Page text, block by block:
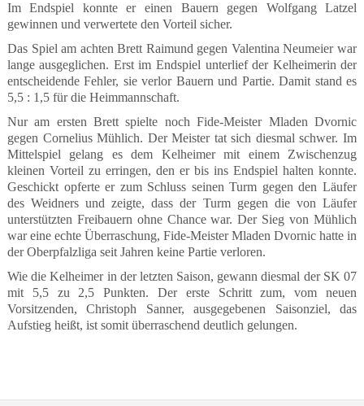
Im Endspiel konnte er einen Bauern gegen Wolfgang Latzel
gewinnen und verwertete den Vorteil sicher.
Das Spiel am achten Brett Raimund gegen Valentina Neumeier war
lange ausgeglichen. Erst im Endspiel unterlief der Kelheimerin der
entscheidende Fehler, sie verlor Bauern und Partie. Damit stand es
5,5 : 1,5 für die Heimmannschaft.
Nur am ersten Brett spielte noch Fide-Meister Mladen Dvornic
gegen Cornelius Mühlich. Der Meister tat sich diesmal schwer. Im
Mittelspiel gelang es dem Kelheimer mit einem Zwischenzug
kleinen Vorteil zu erringen, den er bis ins Endspiel halten konnte.
Geschickt opferte er zum Schluss seinen Turm gegen den Läufer
des Weidners und zeigte, dass der Turm gegen die von Läufer
unterstützten Freibauern ohne Chance war. Der Sieg von Mühlich
war eine echte Überraschung, Fide-Meister Mladen Dvornic hatte in
der Oberpfalzliga seit Jahren keine Partie verloren.
Wie die Kelheimer in der letzten Saison, gewann diesmal der SK 07
mit 5,5 zu 2,5 Punkten. Der erste Schritt zum, vom neuen
Vorsitzenden, Christoph Sanner, ausgegebenen Saisonziel, das
Aufstieg heißt, ist somit überraschend deutlich gelungen.